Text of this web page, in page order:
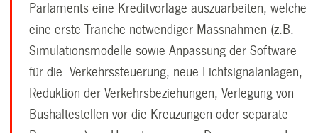
Parlaments eine Kreditvorlage auszuarbeiten, welche
eine erste Tranche notwendiger Massnahmen (z.B.
Simulationsmodelle sowie Anpassung der Software
für die Verkehrssteuerung, neue Lichtsignalanlagen,
Reduktion der Verkehrsbeziehungen, Verlegung von
Bushaltestellen vor die Kreuzungen oder separate